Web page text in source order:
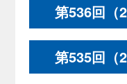
第536回（
第535回（